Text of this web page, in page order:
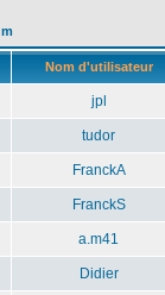
Nom d'utilisateur
jpl
tudor
FranckA
FranckS
a.m41
Didier